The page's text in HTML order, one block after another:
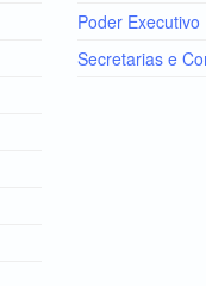
Poder Executivo
Secretarias e